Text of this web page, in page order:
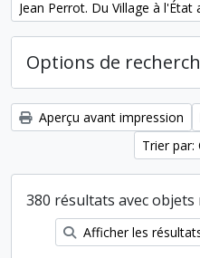
Remove filter:
Jean Perrot. Du Village à
Options de
Aperçu avant impression
Trier par:
380 résultats avec
Afficher les